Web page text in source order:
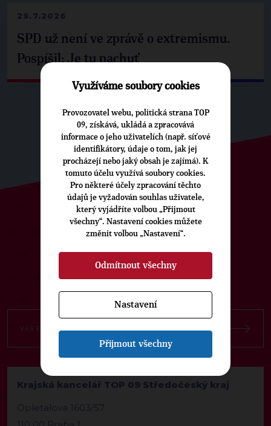
29.7.2026
SPD už není ve zprávě o extremismu.
Pospíšil: Je tu pachuť
ODEBÍREJTE NÁŠ TOPOVÝ
NEWSLETTER
Krajská kancelář TOP 09 Středočeský kraj
Opletalova 1603/57
Využíváme soubory cookies
Provozovatel webu, politická strana TOP
09, získává, ukládá a zpracovává
informace o jeho uživatelích (např. síťové
identifikátory, údaje o tom, jak jej
procházejí nebo jaký obsah je zajímá). K
tomuto účelu využívá soubory cookies.
Pro některé účely zpracování těchto
údajů je vyžadován souhlas uživatele,
který vyjádříte volbou „Přijmout
všechny“. Nastavení cookies můžete
změnit volbou „Nastavení“.
Odmítnout všechny
Nastavení
Přijmout všechny